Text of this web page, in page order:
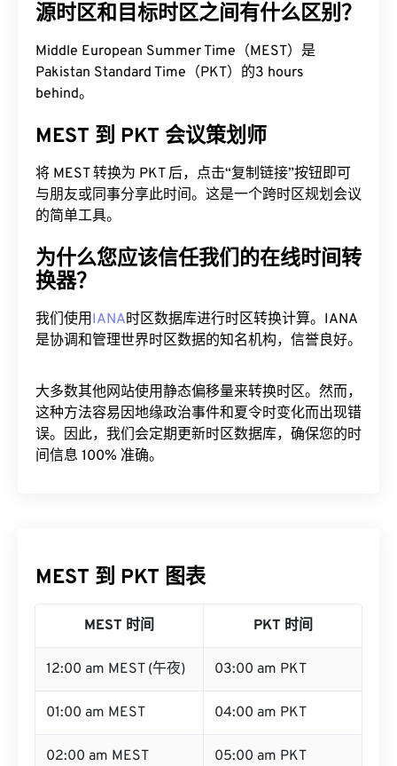
源时区和目标时区之间有什么区别？
Middle European Summer Time（MEST）是
Pakistan Standard Time（PKT）的3 hours
behind。
MEST 到 PKT 会议策划师
将 MEST 转换为 PKT 后，点击“复制链接”按钮即可
与朋友或同事分享此时间。这是一个跨时区规划会议
的简单工具。
为什么您应该信任我们的在线时间转
换器？
我们使用IANA时区数据库进行时区转换计算。IANA
是协调和管理世界时区数据的知名机构，信誉良好。
大多数其他网站使用静态偏移量来转换时区。然而，
这种方法容易因地缘政治事件和夏令时变化而出现错
误。因此，我们会定期更新时区数据库，确保您的时
间信息 100% 准确。
MEST 到 PKT 图表
MEST 时间 PKT 时间
12:00 am MEST (午夜) 03:00 am PKT
01:00 am MEST 04:00 am PKT
02:00 am MEST 05:00 am PKT